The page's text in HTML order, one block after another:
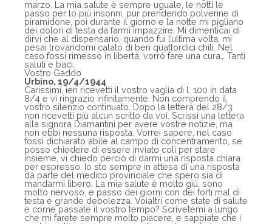
marzo. La mia salute è sempre uguale, le notti le
passo per lo più insonni, pur prendendo polverine di
piramidone, poi durante il giorno e la notte mi pigliano
dei dolori di testa da farmi impazzire. Mi dimenticai di
dirvi che al dispensario, quando fui l’ultima volta, mi
pesai trovandomi calato di ben quattordici chili. Nel
caso fossi rimesso in libertà, vorrò fare una cura… Tanti
saluti e baci.
Vostro Gaddo
Urbino, 19/4/1944
Carissimi, ieri ricevetti il vostro vaglia di l. 100 in data
8/4 e vi ringrazio infinitamente. Non comprendo il
vostro silenzio continuato. Dopo la lettera del 28/3
non ricevetti più alcun scritto da voi. Scrissi una lettera
alla signora Diamantini per avere vostre notizie, ma
non ebbi nessuna risposta. Vorrei sapere, nel caso
fossi dichiarato abile al campo di concentramento, se
posso chiedere di essere inviato colì per stare
insieme, vi chiedo perciò di darmi una risposta chiara
per espresso. Io sto sempre in attesa di una risposta
da parte del medico provinciale che spero sia di
mandarmi libero. La mia salute è molto giù, sono
molto nervoso, e passo dei giorni con dei forti mal di
testa e grande debolezza. Voialtri come state di salute
e come passate il vostro tempo? Scrivetemi a lungo
che mi farete sempre molto piacere, e sappiate che i